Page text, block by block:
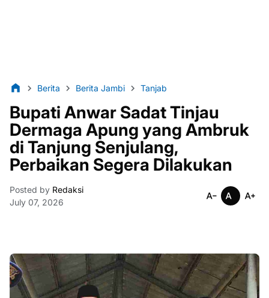
Berita Berita Jambi Tanjab
Bupati Anwar Sadat Tinjau
Dermaga Apung yang Ambruk
di Tanjung Senjulang,
Perbaikan Segera Dilakukan
Posted by Redaksi
July 07, 2026